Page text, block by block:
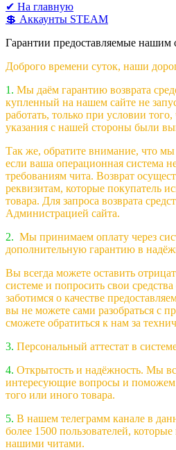
✔ На главную
💲 Аккаунты STEAM
Гарантии предоставляемые нашим
Доброго времени суток, наши
1. Мы даём гарантию возврата
купленный на нашем сайте не
работать, только при условии
указания с нашей стороны были
Так же, обратите внимание, что
если ваша операционная система
требованиям чита. Возврат
реквизитам, которые покупатель
товара. Для запроса возврата
Администрацией сайта.
2. Мы принимаем оплату через
дополнительную гарантию в
Вы всегда можете оставить
системе и попросить свои
заботимся о качестве
вы не можете сами разобраться с
сможете обратиться к нам за
3. Персональный аттестат в
4. Открытость и надёжность. Мы
интересующие вопросы и поможем
того или иного товара.
5. В нашем телеграмм канале в
более 1500 пользователей,
нашими читами.